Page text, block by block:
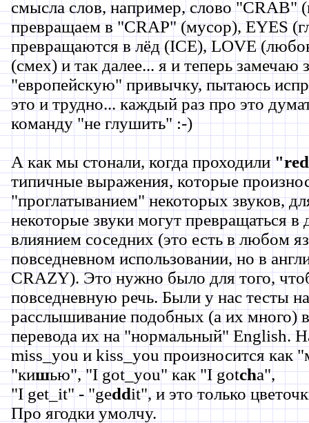
смысла слов, например, слово "CRAB"
превращаем в "CRAP" (мусор), EYES
превращаются в лёд (ICE), LOVE
(смех) и так далее... я и теперь замечаю
"европейскую" привычку, пытаюсь
это и трудно... каждый раз про это
команду "не глушить" :-)
А как мы стонали, когда проходили
типичные выражения, которые
"проглатыванием" некоторых звуков,
некоторые звуки могут превращаться в
влиянием соседних (это есть в любом
повседневном использовании, но в
CRAZY). Это нужно было для того,
повседневную речь. Были у нас тесты на
расслышивание подобных (а их много)
перевода их на "нормальный" English.
miss_you и kiss_you произносится как
"кишью", "I got_you" как "I gotcha",
"I get_it" - "geddit", и это только
Про ягодки умолчу.